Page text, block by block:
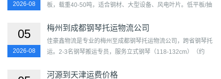
2026-08
板，载重40-50吨，适合钢材、大型设备、风电叶片。低平板/抽
05
2026-08
梅州到成都钢琴托运物流公司
佳豪鑫物流是专业的梅州至成都钢琴托运物流公司，跨省钢琴托
运。2-3名钢琴搬运专员，服务立式钢琴（118-132cm）（约
输。预估费用...
河源到天津运费价格